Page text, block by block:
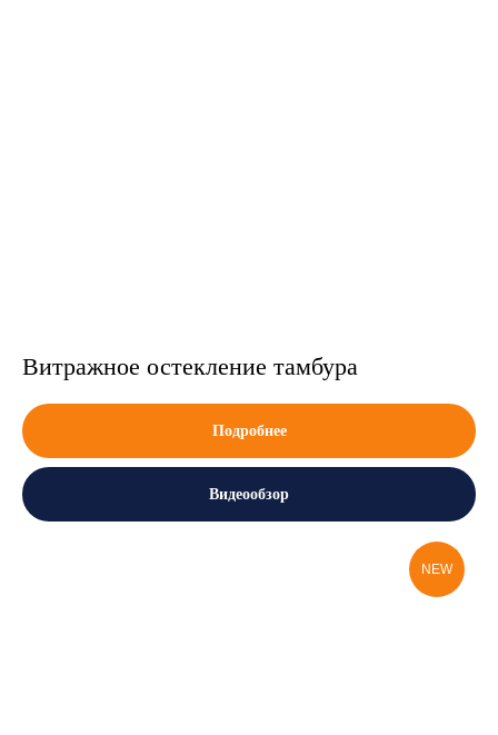
Витражное остекление тамбура
Подробнее
Видеообзор
NEW